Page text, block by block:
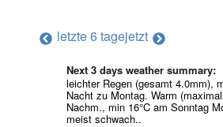
letzte 6 tagejetzt
Next 3 days weather summary:
leichter Regen (gesamt 4.0mm),
Nacht zu Montag. Warm
Nachm., min 16°C am Sonntag
meist schwach..